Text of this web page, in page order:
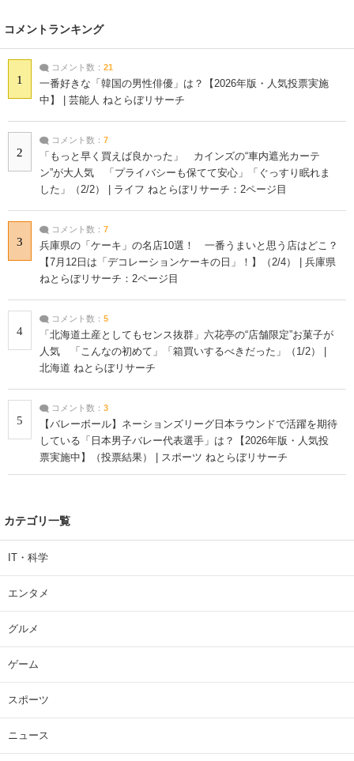
コメントランキング
1
コメント数： 21
一番好きな「韓国の男性俳優」は？【2026年版・人気投票実施
中】 | 芸能人 ねとらぼリサーチ
2
コメント数： 7
「もっと早く買えば良かった」 カインズの“車内遮光カーテ
ン”が大人気 「プライバシーも保てて安心」「ぐっすり眠れま
した」（2/2） | ライフ ねとらぼリサーチ：2ページ目
3
コメント数： 7
兵庫県の「ケーキ」の名店10選！ 一番うまいと思う店はどこ？
【7月12日は「デコレーションケーキの日」！】（2/4） | 兵庫県
ねとらぼリサーチ：2ページ目
4
コメント数： 5
「北海道土産としてもセンス抜群」六花亭の“店舗限定”お菓子が
人気 「こんなの初めて」「箱買いするべきだった」（1/2） |
北海道 ねとらぼリサーチ
5
コメント数： 3
【バレーボール】ネーションズリーグ日本ラウンドで活躍を期待
している「日本男子バレー代表選手」は？【2026年版・人気投
票実施中】（投票結果） | スポーツ ねとらぼリサーチ
カテゴリ一覧
IT・科学
エンタメ
グルメ
ゲーム
スポーツ
ニュース